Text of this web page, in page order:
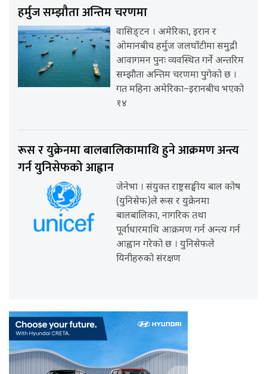
हर्मुज सम्झौता अन्तिम चरणमा
वासिङ्टन । अमेरिका, इरान र
ओमानबीच हर्मुज जलघाँटीमा समुद्री
आवागमन पुनः व्यवस्थित गर्ने अन्तरिम
सम्झौता अन्तिम चरणमा पुगेको छ ।
गत महिना अमेरिका–इरानबीच भएको
१४
रूस र युक्रेनमा बालबालिकामाथि हुने आक्रमण अन्त्य
गर्न युनिसेफको आह्वान
जेनेभा । संयुक्त राष्ट्रसङ्घीय बाल कोष
(युनिसेफ)ले रूस र युक्रेनमा
बालबालिका, नागरिक तथा
पूर्वाधारमाथि आक्रमण गर्न अन्त्य गर्न
आह्वान गरेको छ । युनिसेफले
यिनीहरुको संरक्षण